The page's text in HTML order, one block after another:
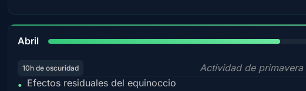
Abril
10h de oscuridad
Actividad de primavera
• Efectos residuales del equinoccio